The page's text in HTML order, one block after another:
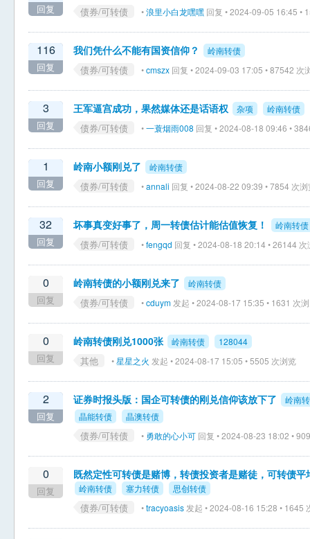
回复 债券/可转债 •浪里小白龙嘿嘿 回复 • 2024-09-05 16:45 •
116
回复
我们凭什么不能有国资信仰？ 岭南转债
债券/可转债 •cmszx 回复 • 2024-09-03 17:05 • 87542 次
3
回复
王军逼宫成功，果然媒体还是话语权 杂项 岭南转债
债券/可转债 •一蓑烟雨008 回复 • 2024-08-18 09:46 •
1
回复
岭南小额刚兑了 岭南转债
债券/可转债 •annali 回复 • 2024-08-22 09:39 • 7854 次浏
32
回复
坏事真变好事了，周一转债估计能估值恢复！ 岭南转债
债券/可转债 •fengqd 回复 • 2024-08-18 20:14 • 26144 次
0
回复
岭南转债的小额刚兑来了 岭南转债
债券/可转债 •cduym 发起 • 2024-08-17 15:35 • 1631 次
0
回复
岭南转债刚兑1000张 岭南转债 128044
其他 •星星之火 发起 • 2024-08-17 15:05 • 5505 次浏览
2
回复
证券时报头版：国企可转债的刚兑信仰该放下了
岭南
晶能转债
晶澳转债
债券/可转债 • 勇敢的心小可 回复 • 2024-08-23 18:02 •
0
回复
既然定性可转债是赌博，转债投资者是赌徒，可转债
岭南转债 塞力转债 思创转债
债券/可转债 •tracyoasis 发起 • 2024-08-16 15:28 • 1645